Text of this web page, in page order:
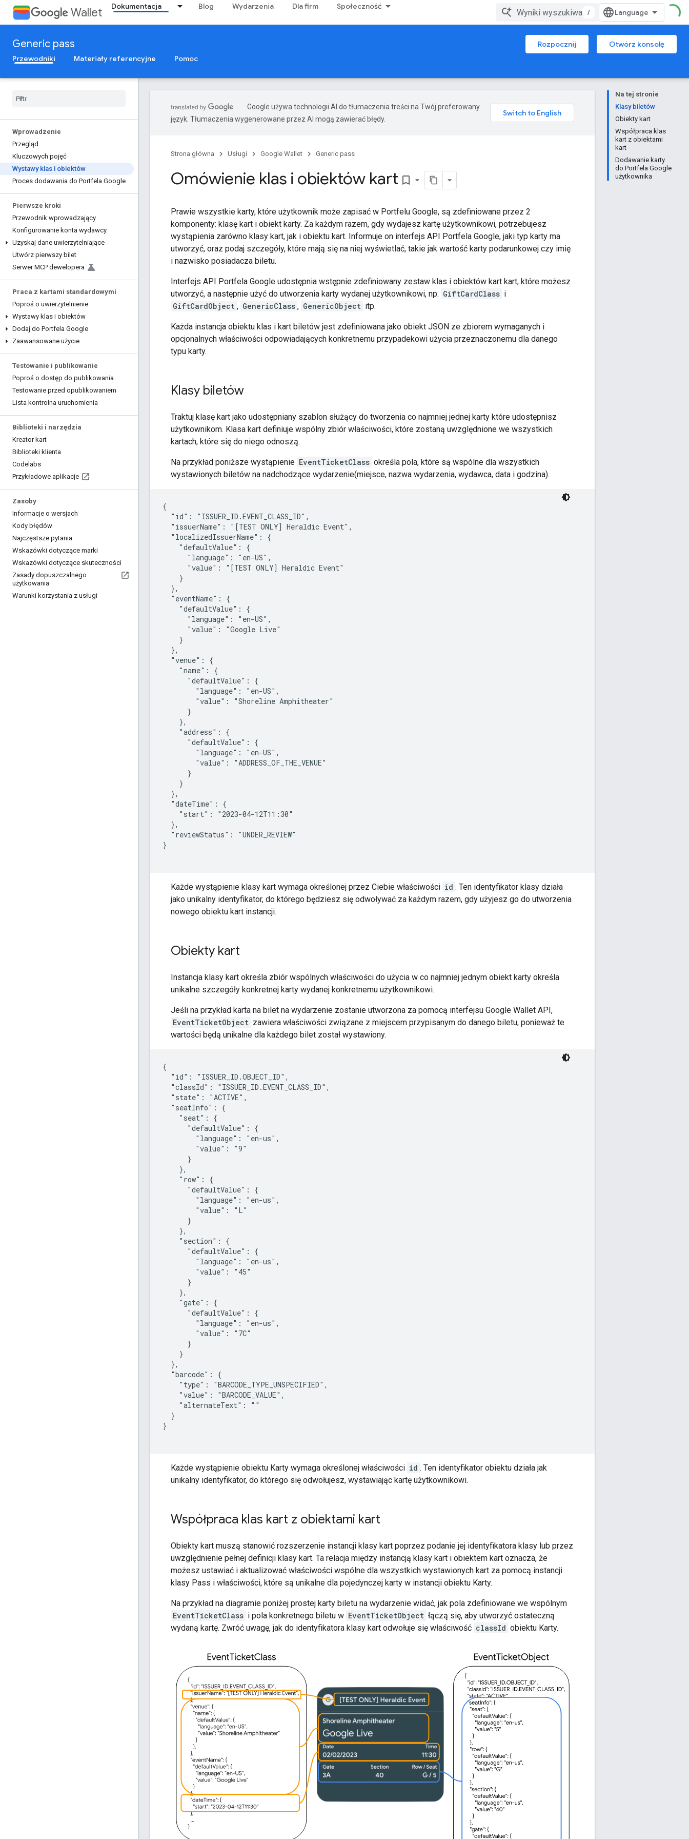
Wallet Dokumentacja Blog Wydarzenia Dla firm Społeczność
/
Generic pass Rozpocznij
Otwórz konsolę
Przewodniki
Materiały referencyjne Pomoc
Wprowadzenie
Przegląd
Kluczowych pojęć
Wystawy klas i obiektów
Proces dodawania do Portfela Google
Pierwsze kroki
Przewodnik wprowadzający
Konfigurowanie konta wydawcy
Uzyskaj dane uwierzytelniające
Utwórz pierwszy bilet
Serwer MCP dewelopera
Praca z kartami standardowymi
Poproś o uwierzytelnienie
Wystawy klas i obiektów
Dodaj do Portfela Google
Zaawansowane użycie
Testowanie i publikowanie
Poproś o dostęp do publikowania
Testowanie przed opublikowaniem
Lista kontrolna uruchomienia
Biblioteki i narzędzia
Kreator kart
Biblioteki klienta
Codelabs
Przykładowe aplikacje
Zasoby
Informacje o wersjach
Kody błędów
Najczęstsze pytania
Wskazówki dotyczące marki
Wskazówki dotyczące skuteczności
Zasady dopuszczalnego
użytkowania
Warunki korzystania z usługi
Na tej stronie
Klasy biletów
Obiekty kart
Współpraca klas
kart z obiektami
kart
Dodawanie karty
do Portfela Google
użytkownika
Google używa technologii AI do tłumaczenia treści na Twój preferowany
język. Tłumaczenia wygenerowane przez AI mogą zawierać błędy.
Strona główna Usługi Google Wallet Generic pass
Omówienie klas i obiektów kart bookmark_border
Prawie wszystkie karty, które użytkownik może zapisać w Portfelu Google, są zdefiniowane przez 2
komponenty: klasę kart i obiekt karty. Za każdym razem, gdy wydajesz kartę użytkownikowi, potrzebujesz
wystąpienia zarówno klasy kart, jak i obiektu kart. Informuje on interfejs API Portfela Google, jaki typ karty ma
utworzyć, oraz podaj szczegóły, które mają się na niej wyświetlać, takie jak wartość karty podarunkowej czy imię
i nazwisko posiadacza biletu.
Interfejs API Portfela Google udostępnia wstępnie zdefiniowany zestaw klas i obiektów kart kart, które możesz
utworzyć, a następnie użyć do utworzenia karty wydanej użytkownikowi, np. GiftCardClass i
GiftCardObject , GenericClass , GenericObject itp.
Każda instancja obiektu klas i kart biletów jest zdefiniowana jako obiekt JSON ze zbiorem wymaganych i
opcjonalnych właściwości odpowiadających konkretnemu przypadekowi użycia przeznaczonemu dla danego
typu karty.
Klasy biletów
Traktuj klasę kart jako udostępniany szablon służący do tworzenia co najmniej jednej karty które udostępnisz
użytkownikom. Klasa kart definiuje wspólny zbiór właściwości, które zostaną uwzględnione we wszystkich
kartach, które się do niego odnoszą.
Na przykład poniższe wystąpienie EventTicketClass określa pola, które są wspólne dla wszystkich
wystawionych biletów na nadchodzące wydarzenie(miejsce, nazwa wydarzenia, wydawca, data i godzina).
{
  "id": "ISSUER_ID.EVENT_CLASS_ID",
  "issuerName": "[TEST ONLY] Heraldic Event",
  "localizedIssuerName": {
    "defaultValue": {
      "language": "en-US",
      "value": "[TEST ONLY] Heraldic Event"
    }
  },
  "eventName": {
    "defaultValue": {
      "language": "en-US",
      "value": "Google Live"
    }
  },
  "venue": {
    "name": {
      "defaultValue": {
        "language": "en-US",
        "value": "Shoreline Amphitheater"
      }
    },
    "address": {
      "defaultValue": {
        "language": "en-US",
        "value": "ADDRESS_OF_THE_VENUE"
      }
    }
  },
  "dateTime": {
    "start": "2023-04-12T11:30"
  },
  "reviewStatus": "UNDER_REVIEW"
}
Każde wystąpienie klasy kart wymaga określonej przez Ciebie właściwości id . Ten identyfikator klasy działa
jako unikalny identyfikator, do którego będziesz się odwoływać za każdym razem, gdy użyjesz go do utworzenia
nowego obiektu kart instancji.
Obiekty kart
Instancja klasy kart określa zbiór wspólnych właściwości do użycia w co najmniej jednym obiekt karty określa
unikalne szczegóły konkretnej karty wydanej konkretnemu użytkownikowi.
Jeśli na przykład karta na bilet na wydarzenie zostanie utworzona za pomocą interfejsu Google Wallet API,
EventTicketObject zawiera właściwości związane z miejscem przypisanym do danego biletu, ponieważ te
wartości będą unikalne dla każdego bilet został wystawiony.
{
  "id": "ISSUER_ID.OBJECT_ID",
  "classId": "ISSUER_ID.EVENT_CLASS_ID",
  "state": "ACTIVE",
  "seatInfo": {
    "seat": {
      "defaultValue": {
        "language": "en-us",
        "value": "9"
      }
    },
    "row": {
      "defaultValue": {
        "language": "en-us",
        "value": "L"
      }
    },
    "section": {
      "defaultValue": {
        "language": "en-us",
        "value": "45"
      }
    },
    "gate": {
      "defaultValue": {
        "language": "en-us",
        "value": "7C"
      }
    }
  },
  "barcode": {
    "type": "BARCODE_TYPE_UNSPECIFIED",
    "value": "BARCODE_VALUE",
    "alternateText": ""
  }
}
Każde wystąpienie obiektu Karty wymaga określonej właściwości id . Ten identyfikator obiektu działa jak
unikalny identyfikator, do którego się odwołujesz, wystawiając kartę użytkownikowi.
Współpraca klas kart z obiektami kart
Obiekty kart muszą stanowić rozszerzenie instancji klasy kart poprzez podanie jej identyfikatora klasy lub przez
uwzględnienie pełnej definicji klasy kart. Ta relacja między instancją klasy kart i obiektem kart oznacza, że
możesz ustawiać i aktualizować właściwości wspólne dla wszystkich wystawionych kart za pomocą instancji
klasy Pass i właściwości, które są unikalne dla pojedynczej karty w instancji obiektu Karty.
Na przykład na diagramie poniżej prostej karty biletu na wydarzenie widać, jak pola zdefiniowane we wspólnym
EventTicketClass i pola konkretnego biletu w EventTicketObject łączą się, aby utworzyć ostateczną
wydaną kartę. Zwróć uwagę, jak do identyfikatora klasy kart odwołuje się właściwość classId obiektu Karty.